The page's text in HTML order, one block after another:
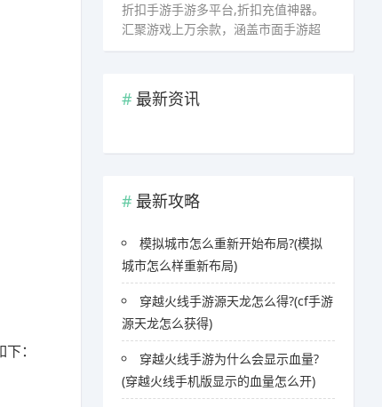
：
折扣手游手游多平台,折扣充值神器。
汇聚游戏上万余款，涵盖市面手游超
98%
最新资讯
最新攻略
模拟城市怎么重新开始布局?(模拟
城市怎么样重新布局)
穿越火线手游源天龙怎么得?(cf手游
源天龙怎么获得)
穿越火线手游为什么会显示血量?
(穿越火线手机版显示的血量怎么开)